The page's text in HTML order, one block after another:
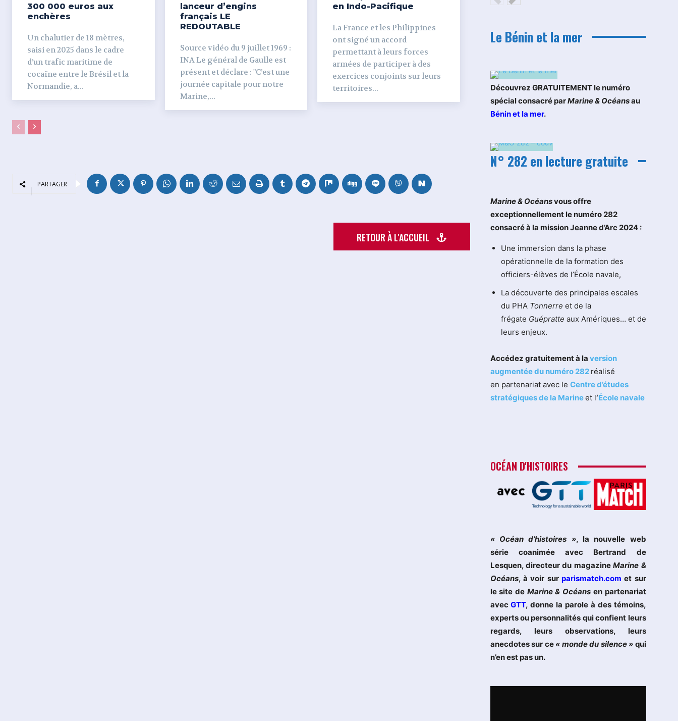
300 000 euros aux
enchères
Un chalutier de 18 mètres,
saisi en 2025 dans le cadre
d’un trafic maritime de
cocaïne entre le Brésil et la
Normandie, a...
lanceur d’engins
français LE
REDOUTABLE
Source vidéo du 9 juillet 1969 :
INA Le général de Gaulle est
présent et déclare : "C’est une
journée capitale pour notre
Marine,...
en Indo-Pacifique
La France et les Philippines
ont signé un accord
permettant à leurs forces
armées de participer à des
exercices conjoints sur leurs
territoires...
PARTAGER
RETOUR À L'ACCUEIL
Le Bénin et la mer
Découvrez GRATUITEMENT le numéro
spécial consacré parMarine & Océansau
Bénin et la mer.
N° 282 en lecture gratuite
Marine & Océansvous offre
exceptionnellement le numéro 282
consacré à la mission Jeanne d’Arc 2024 :
Une immersion dans la phase
opérationnelle de la formation des
officiers-élèves de l’École navale,
La découverte des principales escales
du PHA Tonnerre et de la
frégate Guépratte aux Amériques… et de
leurs enjeux.
Accédez gratuitement à la version
augmentée du numéro 282 réalisé
en partenariat avec le Centre d’études
stratégiques de la Marineet l‘École navale
OCÉAN D'HISTOIRES
« Océan d’histoires », la nouvelle web
série coanimée avec Bertrand de
Lesquen, directeur du magazineMarine &
Océans, à voir sur parismatch.com et sur
le site de Marine & Océans en partenariat
avecGTT, donne la parole à des témoins,
experts ou personnalités qui confient leurs
regards, leurs observations, leurs
anecdotes sur ce « monde du silence » qui
n’en est pas un.